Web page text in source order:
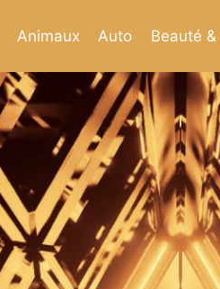
Animaux Auto Beauté